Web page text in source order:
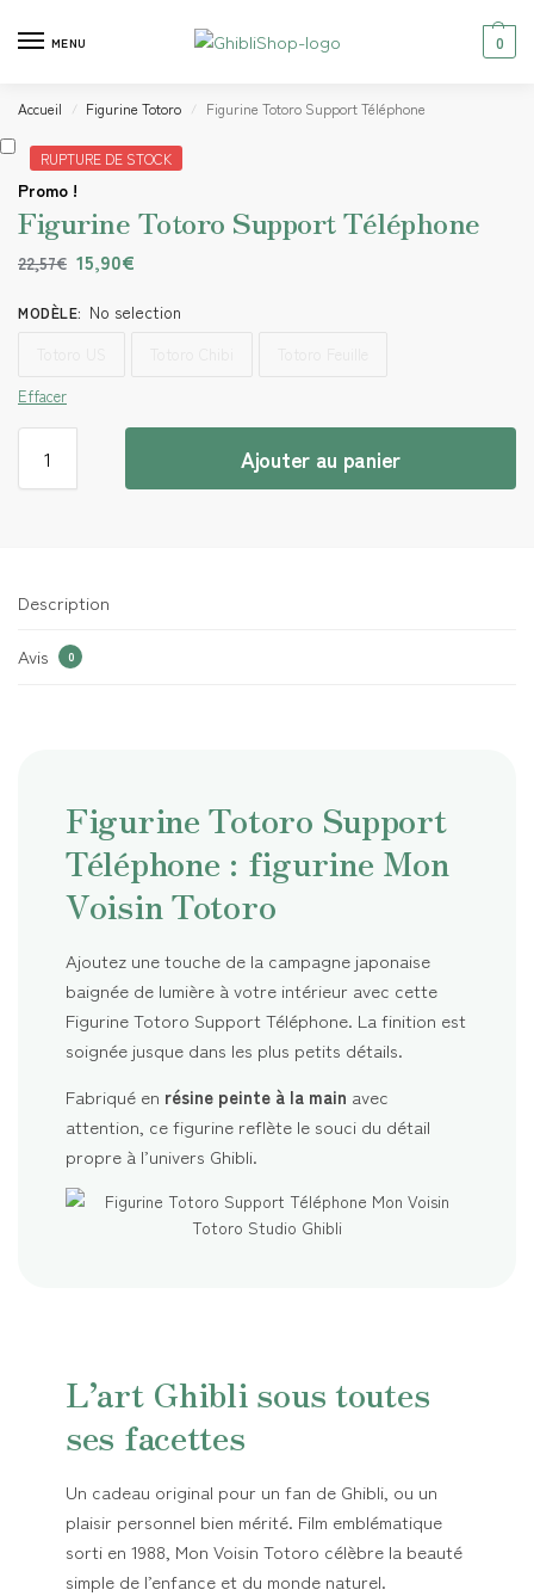
MENU 0
Accueil / Figurine Totoro / Figurine Totoro Support Téléphone
RUPTURE DE STOCK
Promo !
Figurine Totoro Support Téléphone
22,57€ 15,90€
MODÈLE: No selection
Effacer
Ajouter au panier
Description
Avis 0
Figurine Totoro Support
Téléphone : figurine Mon
Voisin Totoro
Ajoutez une touche de la campagne japonaise
baignée de lumière à votre intérieur avec cette
Figurine Totoro Support Téléphone. La finition est
soignée jusque dans les plus petits détails.
Fabriqué en résine peinte à la main avec
attention, ce figurine reflète le souci du détail
propre à l’univers Ghibli.
L’art Ghibli sous toutes
ses facettes
Un cadeau original pour un fan de Ghibli, ou un
plaisir personnel bien mérité. Film emblématique
sorti en 1988, Mon Voisin Totoro célèbre la beauté
simple de l’enfance et du monde naturel.